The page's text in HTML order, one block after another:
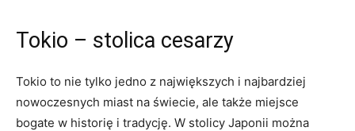
Tokio – stolica⁤ cesarzy
Tokio to nie tylko jedno z największych i najbardziej⁢
nowoczesnych miast na ‌świecie, ale także miejsce
⁤bogate w historię ⁤i tradycję. W stolicy Japonii można